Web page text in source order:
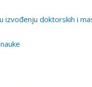
izvođenju doktorskih i